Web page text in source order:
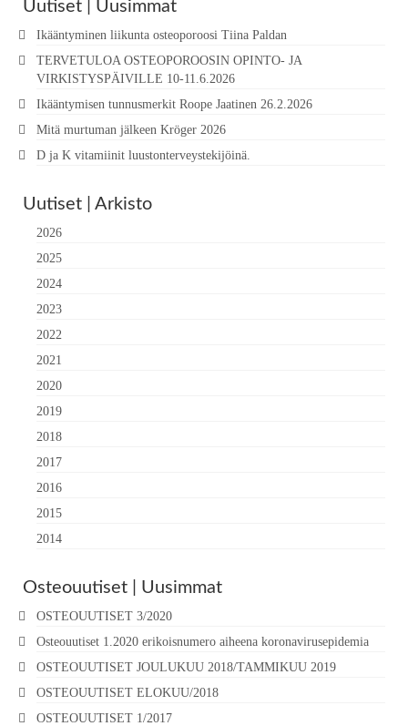
Uutiset | Uusimmat
Ikääntyminen liikunta osteoporoosi Tiina Paldan
TERVETULOA OSTEOPOROOSIN OPINTO- JA
VIRKISTYSPÄIVILLE 10-11.6.2026
Ikääntymisen tunnusmerkit Roope Jaatinen 26.2.2026
Mitä murtuman jälkeen Kröger 2026
D ja K vitamiinit luustonterveystekijöinä.
Uutiset | Arkisto
2026
2025
2024
2023
2022
2021
2020
2019
2018
2017
2016
2015
2014
Osteouutiset | Uusimmat
OSTEOUUTISET 3/2020
Osteouutiset 1.2020 erikoisnumero aiheena koronavirusepidemia
OSTEOUUTISET JOULUKUU 2018/TAMMIKUU 2019
OSTEOUUTISET ELOKUU/2018
OSTEOUUTISET 1/2017